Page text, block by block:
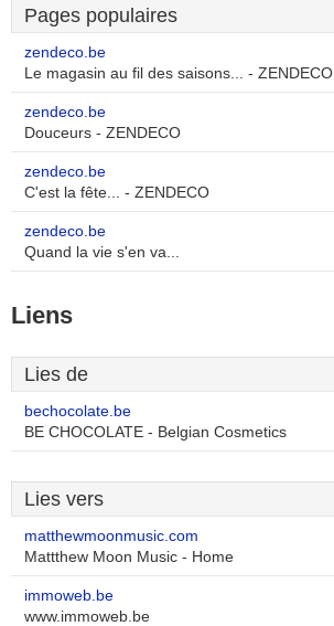
Pages populaires
zendeco.be
Le magasin au fil des saisons... - ZENDECO
zendeco.be
Douceurs - ZENDECO
zendeco.be
C'est la fête... - ZENDECO
zendeco.be
Quand la vie s'en va...
Liens
Lies de
bechocolate.be
BE CHOCOLATE - Belgian Cosmetics
Lies vers
matthewmoonmusic.com
Mattthew Moon Music - Home
immoweb.be
www.immoweb.be